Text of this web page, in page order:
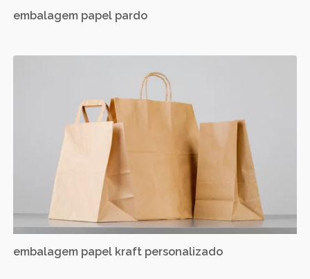
embalagem papel pardo
embalagem papel kraft personalizado